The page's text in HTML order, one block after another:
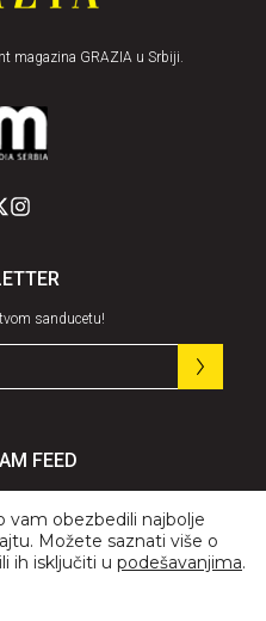
magazina GRAZIA u Srbiji.
sanducetu!
FEED
vam obezbedili najbolje
Možete saznati više o
ih isključiti u podešavanjima.
Banner